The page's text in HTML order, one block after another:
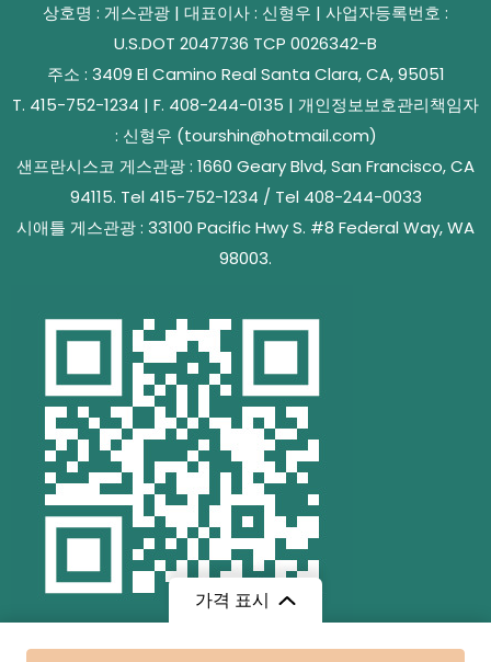
가격 표시
상호명 : 게스관광 | 대표이사 : 신형우 | 사업자등록번호 :
U.S.DOT 2047736 TCP 0026342-B
주소 : 3409 El Camino Real Santa Clara, CA, 95051
T. 415-752-1234 | F. 408-244-0135 | 개인정보보호관리책임자
: 신형우 (tourshin@hotmail.com)
샌프란시스코 게스관광 : 1660 Geary Blvd, San Francisco, CA
94115. Tel 415-752-1234 / Tel 408-244-0033
시애틀 게스관광 : 33100 Pacific Hwy S. #8 Federal Way, WA
98003.